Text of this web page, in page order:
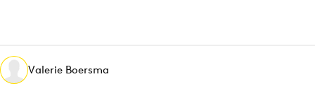
Martech
Media
Merkstrategie
Valerie Boersma